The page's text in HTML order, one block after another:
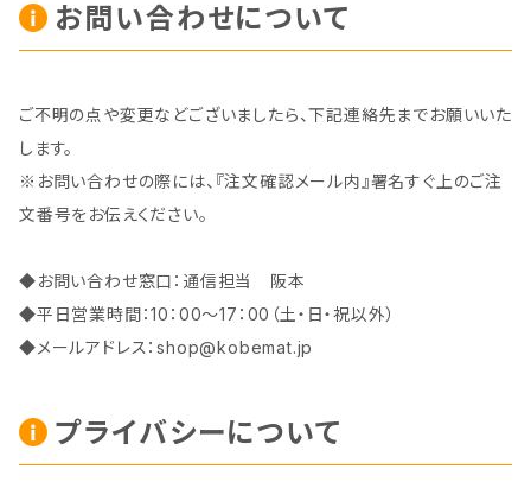
お問い合わせについて
ご不明の点や変更などございましたら、下記連絡先までお願いいた
します。
※お問い合わせの際には、『注文確認メール内』署名すぐ上のご注
文番号をお伝えください。
◆お問い合わせ窓口：通信担当 阪本
◆平日営業時間：10：00～17：00（土・日・祝以外）
◆メールアドレス：shop@kobemat.jp
プライバシーについて